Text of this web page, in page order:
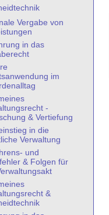
Vergabe von
in das
im
-
& Vertiefung
in die
Verwaltung
und
& Folgen für
&